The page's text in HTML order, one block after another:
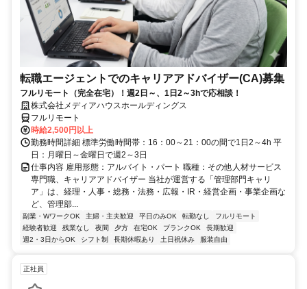
転職エージェントでのキャリアアドバイザー(CA)募集
フルリモート（完全在宅）！週2日～、1日2～3hで応相談！
株式会社メディアハウスホールディングス
フルリモート
時給2,500円以上
勤務時間詳細 標準労働時間帯：16：00～21：00の間で1日2～4h 平
日：月曜日～金曜日で週2～3日
仕事内容 雇用形態：アルバイト・パート 職種：その他人材サービス
専門職、キャリアアドバイザー 当社が運営する「管理部門キャリ
ア」は、経理・人事・総務・法務・広報・IR・経営企画・事業企画な
ど、管理部...
副業・WワークOK 主婦・主夫歓迎 平日のみOK 転勤なし
フルリモート
経験者歓迎
残業なし 夜間 夕方 在宅OK ブランクOK
長期歓迎
週2・3日からOK
シフト制 長期休暇あり 土日祝休み 服装自由
正社員